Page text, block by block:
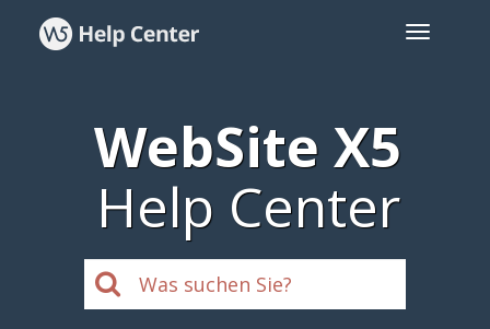
WebSite X5
Help Center